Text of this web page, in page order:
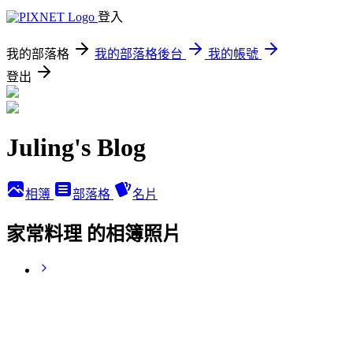
登入
我的部落格 我的部落格後台
我的帳號
登出
Juling's Blog
相簿 部落格 名片
家常料理 的相簿照片